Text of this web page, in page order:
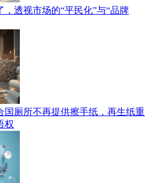
，透视市场的“平民化”与“品牌
国厕所不再提供擦手纸，再生纸重
权